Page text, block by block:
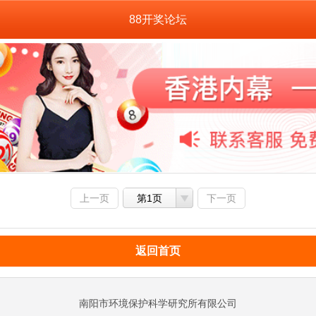
88开奖论坛
上一页 第1页 下一页
返回首页
南阳市环境保护科学研究所有限公司